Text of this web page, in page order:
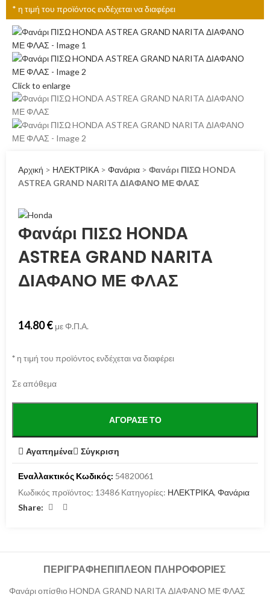
* η τιμή του προϊόντος ενδέχεται να διαφέρει
Click to enlarge
Αρχική > ΗΛΕΚΤΡΙΚΑ > Φανάρια > Φανάρι ΠΙΣΩ HONDA
ASTREA GRAND NARITA ΔΙΑΦΑΝΟ ΜΕ ΦΛΑΣ
Φανάρι ΠΙΣΩ HONDA
ASTREA GRAND NARITA
ΔΙΑΦΑΝΟ ΜΕ ΦΛΑΣ
14.80€ με Φ.Π.Α.
*η τιμή του προϊόντος ενδέχεται να διαφέρει
Σε απόθεμα
ΑΓΌΡΑΣΕ ΤΟ
Αγαπημένα Σύγκριση
Εναλλακτικός Κωδικός: 54820061
Κωδικός προϊόντος: 13486 Κατηγορίες: ΗΛΕΚΤΡΙΚΑ, Φανάρια
Share:
ΠΕΡΙΓΡΑΦΉΕΠΙΠΛΈΟΝ ΠΛΗΡΟΦΟΡΊΕΣ
Φανάρι οπίσθιο HONDA GRAND NARITA ΔΙΑΦΑΝΟ ΜΕ ΦΛΑΣ